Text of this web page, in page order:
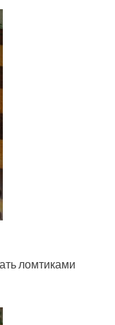
ломтиками